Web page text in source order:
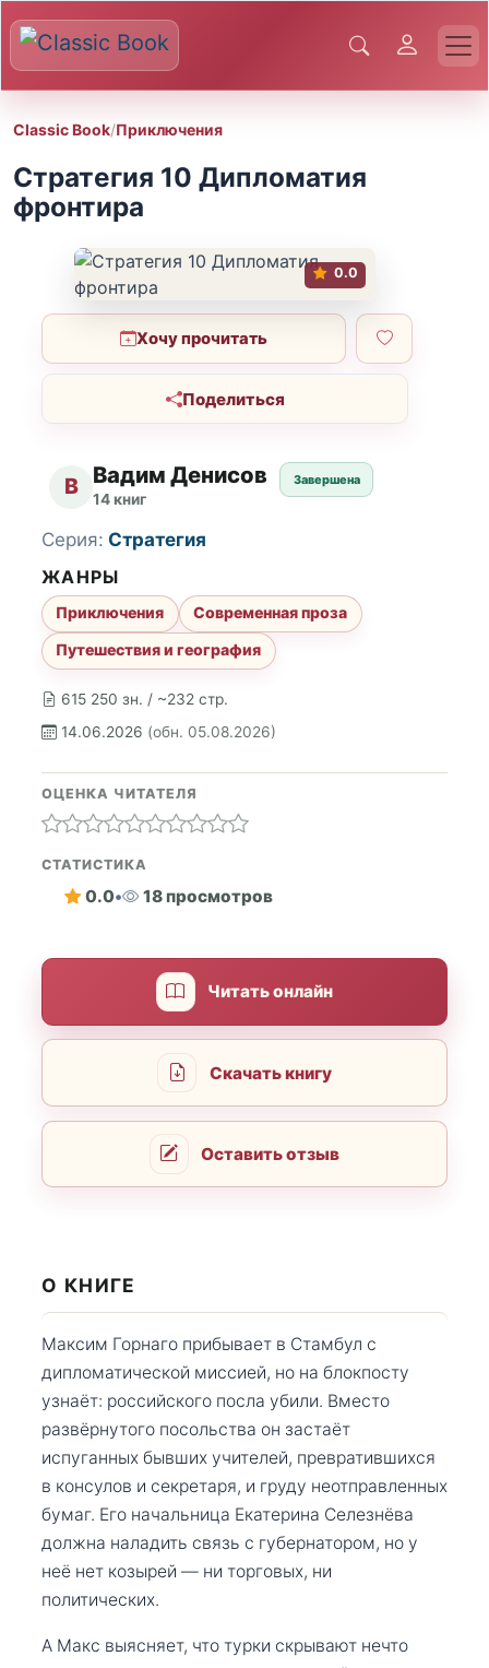
Classic Book/Приключения
Стратегия 10 Дипломатия
фронтира
0.0
Хочу прочитать
Поделиться
В Вадим Денисов
14 книг
Завершена
615 250 зн. / ~232 стр.
14.06.2026 (обн. 05.08.2026)
Серия: Стратегия
ЖАНРЫ
Приключения
Современная проза
Путешествия и география
ОЦЕНКА ЧИТАТЕЛЯ
СТАТИСТИКА
0.0• 18 просмотров
Читать онлайн
Скачать книгу
Оставить отзыв
О КНИГЕ
Максим Горнаго прибывает в Стамбул с
дипломатической миссией, но на блокпосту
узнаёт: российского посла убили. Вместо
развёрнутого посольства он застаёт
испуганных бывших учителей, превратившихся
в консулов и секретаря, и груду неотправленных
бумаг. Его начальница Екатерина Селезнёва
должна наладить связь с губернатором, но у
неё нет козырей — ни торговых, ни
политических.
А Макс выясняет, что турки скрывают нечто